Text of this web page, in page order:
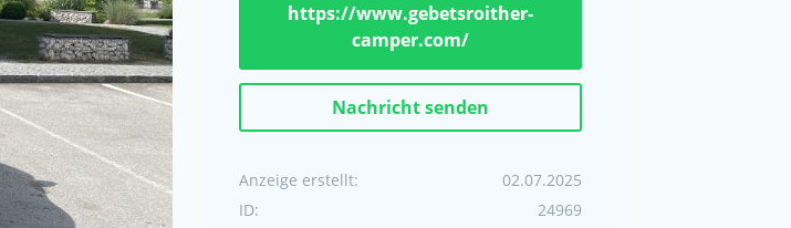
https://www.gebetsroither-
camper.com/
Nachricht senden
Anzeige erstellt:
02.07.2025
ID:
24969